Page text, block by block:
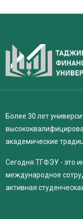
Более 30 лет
академические
Сегодня ТГФЭУ - это
международное
активная